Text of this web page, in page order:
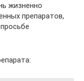
жизненно
препаратов,